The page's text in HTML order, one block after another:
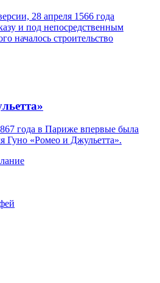
28 апреля 1566 года
и под непосредственным
началось строительство
года в Париже впервые была
Гуно «Ромео и Джульетта».